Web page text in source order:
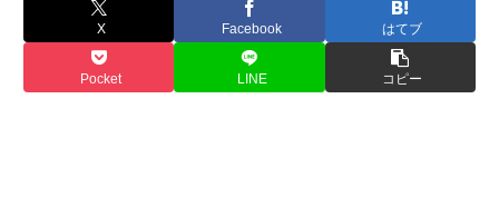
X Facebook はてブ
Pocket LINE コピー